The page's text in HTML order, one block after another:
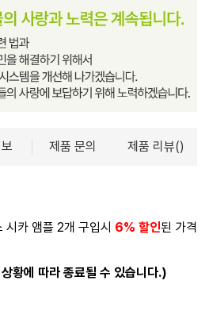
제품 문의 제품 리뷰()
카 앰플 2개 구입시 6% 할인된 가격
황에 따라 종료될 수 있습니다.)